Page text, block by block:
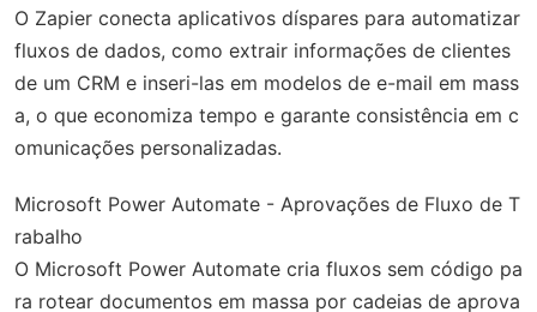
O Zapier conecta aplicativos díspares para automatizar
fluxos de dados, como extrair informações de clientes
de um CRM e inseri-las em modelos de e-mail em mass
a, o que economiza tempo e garante consistência em c
omunicações personalizadas.
Microsoft Power Automate - Aprovações de Fluxo de T
rabalho
O Microsoft Power Automate cria fluxos sem código pa
ra rotear documentos em massa por cadeias de aprova